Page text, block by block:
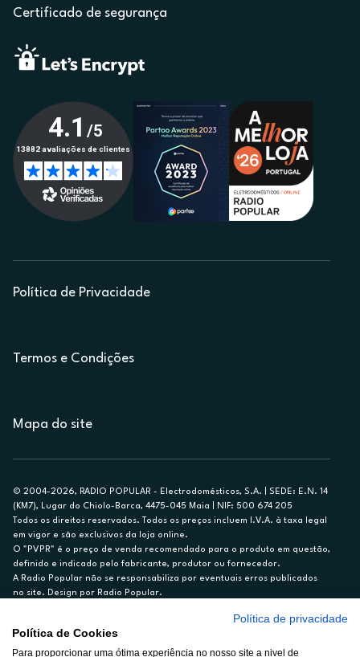
Certificado de segurança
Política de Privacidade
Termos e Condições
Mapa do site
© 2004-2026, RADIO POPULAR - Electrodomésticos, S.A. | SEDE: E.N. 14
(KM7), Lugar do Chiolo-Barca, 4475-045 Maia | NIF: 500 674 205
Todos os direitos reservados. Todos os preços incluem I.V.A. à taxa legal
em vigor e são exclusivos da loja online.
O "PVPR" é o preço de venda recomendado para o produto em questão,
definido e indicado pelo fabricante, produtor ou fornecedor.
A Radio Popular não se responsabiliza por eventuais erros publicados
no site. Design por Radio Popular.
Ex. para limite de crédito de €1.500, reembolsado em 12 meses, TAN
14,79%.
Política de privacidade
Política de Cookies
Para proporcionar uma ótima experiência no nosso site a nivel de